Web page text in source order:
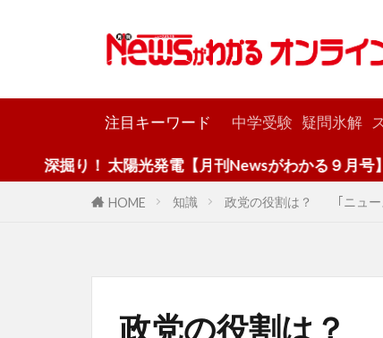
注目キーワード 中学受験 疑問氷解
太陽光発電【月刊Newsがわかる９月号】
HOME 知識 政党の役割は？ ｢ニュー
政党の役割は？